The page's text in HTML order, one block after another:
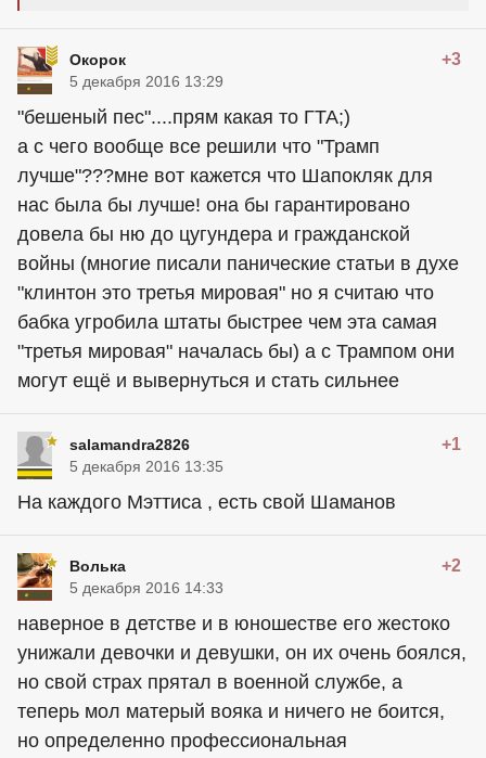
Окорок +3
5 декабря 2016 13:29
"бешеный пес"....прям какая то ГТА;)
а с чего вообще все решили что "Трамп
лучше"???мне вот кажется что Шапокляк для
нас была бы лучше! она бы гарантировано
довела бы ню до цугундера и гражданской
войны (многие писали панические статьи в духе
"клинтон это третья мировая" но я считаю что
бабка угробила штаты быстрее чем эта самая
"третья мировая" началась бы) а с Трампом они
могут ещё и вывернуться и стать сильнее
salamandra2826 +1
5 декабря 2016 13:35
На каждого Мэттиса , есть свой Шаманов
Волька +2
5 декабря 2016 14:33
наверное в детстве и в юношестве его жестоко
унижали девочки и девушки, он их очень боялся,
но свой страх прятал в военной службе, а
теперь мол матерый вояка и ничего не боится,
но определенно профессиональная